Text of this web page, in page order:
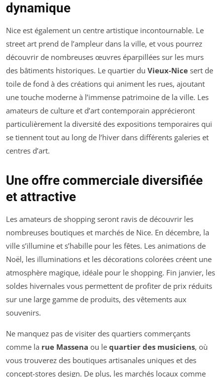
dynamique
Nice est également un centre artistique incontournable. Le
street art prend de l’ampleur dans la ville, et vous pourrez
découvrir de nombreuses œuvres éparpillées sur les murs
des bâtiments historiques. Le quartier du Vieux-Nice sert de
toile de fond à des créations qui animent les rues, ajoutant
une touche moderne à l’immense patrimoine de la ville. Les
amateurs de culture et d’art contemporain apprécieront
particulièrement la diversité des expositions temporaires qui
se tiennent tout au long de l’hiver dans différents galeries et
centres d’art.
Une offre commerciale diversifiée
et attractive
Les amateurs de shopping seront ravis de découvrir les
nombreuses boutiques et marchés de Nice. En décembre, la
ville s’illumine et s’habille pour les fêtes. Les animations de
Noël, les illuminations et les décorations colorées créent une
atmosphère magique, idéale pour le shopping. Fin janvier, les
soldes hivernales vous permettent de profiter de prix réduits
sur une large gamme de produits, des vêtements aux
souvenirs.
Ne manquez pas de visiter des quartiers commerçants
comme la rue Massena ou le quartier des musiciens, où
vous trouverez des boutiques artisanales uniques et des
concept-stores design. De plus, les marchés locaux comme